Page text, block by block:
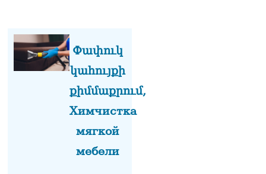
Փափուկ
կահույքի
քիմմաքրում,
Химчистка
мягкой
мебели
աշխատավարձով է